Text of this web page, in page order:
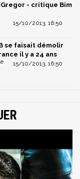
- critique Bim
15/10/2013, 16:50
se faisait démolir
il y a 24 ans
15/10/2013, 16:50